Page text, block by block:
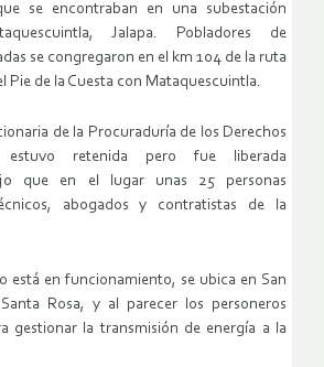
se encontraban en una subestación
Jalapa. Pobladores de
se congregaron en el km 104 de la ruta
Pie de la Cuesta con Mataquescuintla.
de la Procuraduría de los Derechos
estuvo retenida pero fue liberada
que en el lugar unas 25 personas
abogados y contratistas de la
está en funcionamiento, se ubica en San
Rosa, y al parecer los personeros
gestionar la transmisión de energía a la